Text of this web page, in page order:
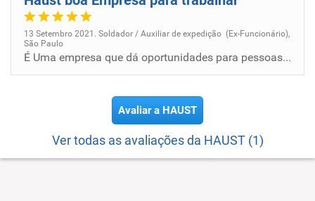
13 Setembro 2021. Soldador / Auxiliar de expedição (Ex-Funcionário),
São Paulo
É Uma empresa que dá oportunidades para pessoas que tem nenhum tipo de experiência em metalúrgica. Oferecendo depois a e...
Avaliar a HAUST
Ver todas as avaliações da HAUST (1)